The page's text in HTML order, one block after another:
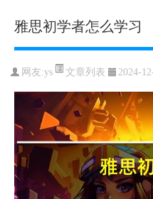
雅思初学者怎么学习
网友:ys 文章列表 2024-